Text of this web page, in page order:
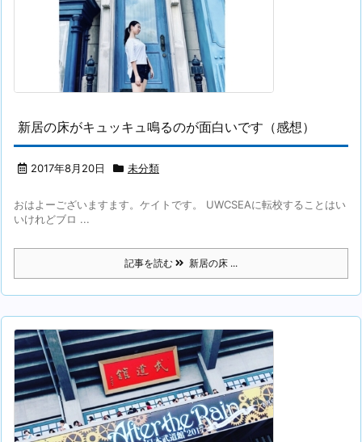
新居の床がキュッキュ鳴るのが面白いです（感想）
2017年8月20日 未分類
おはよーございますます。ケイトです。 UWCSEAに転校することはい
いけれどブロ ...
記事を読む 新居の床 ...